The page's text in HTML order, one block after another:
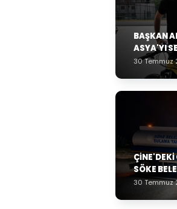
BAŞKAN
ASYA'YI
30 Temmuz
SÖKE
30 Temmuz